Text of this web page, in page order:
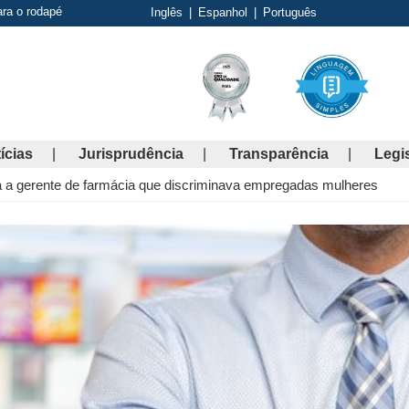
o rodapé Inglês Espanhol Português
Jurisprudência Transparência
gerente de farmácia que discriminava empregadas mulheres